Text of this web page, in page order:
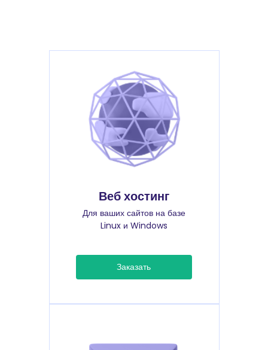
Веб хостинг
Для ваших сайтов на базе
Linux и Windows
Заказать